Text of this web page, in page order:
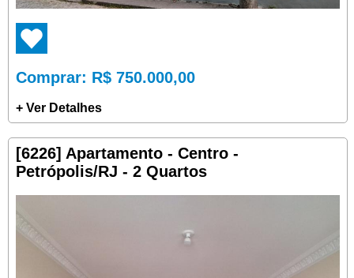
Comprar: R$ 750.000,00
+ Ver Detalhes
[6226] Apartamento - Centro -
Petrópolis/RJ - 2 Quartos